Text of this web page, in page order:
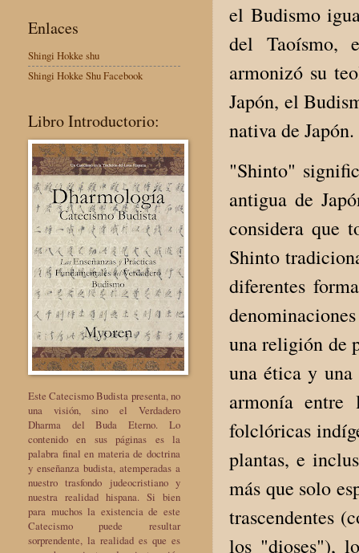
el Budismo
del Taoísmo,
armonizó su
Japón, el
nativa de Japón.
"Shinto"
antigua de
considera que
Shinto
diferentes
una religión de
una ética y
armonía
folclóricas
plantas, e
más que solo
trascendentes
los "dioses"),
Enlaces
Shingi Hokke shu
Shingi Hokke Shu Facebook
Libro Introductorio:
Este Catecismo Budista presenta, no
una visión, sino el Verdadero
Dharma del Buda Eterno. Lo
contenido en sus páginas es la
palabra final en materia de doctrina
y enseñanza budista, atemperadas a
nuestro trasfondo judeocristiano y
nuestra realidad hispana. Si bien
para muchos la existencia de este
Catecismo puede resultar
sorprendente, la realidad es que es